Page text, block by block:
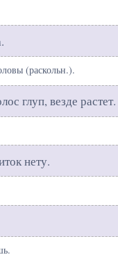
(раскольн.).
глуп, везде растет.
нету.